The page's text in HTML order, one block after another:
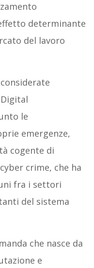
determinante
del lavoro
le
emergenze,
cogente di
crime, che ha
fra i settori
del sistema
che nasce da
e